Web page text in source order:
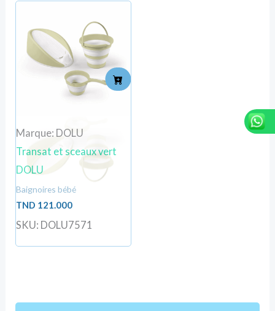
Marque: DOLU
Transat et sceaux vert
DOLU
Baignoires bébé
TND 121.000
SKU: DOLU7571